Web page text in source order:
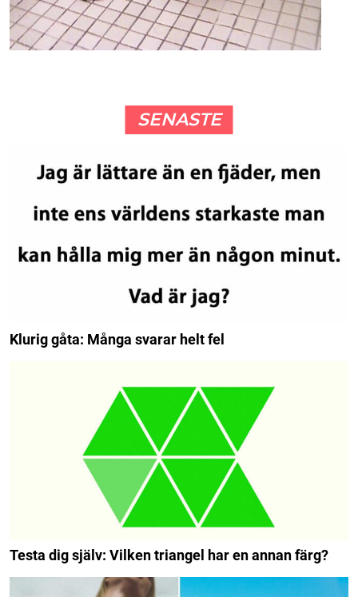
SENASTE
Klurig gåta: Många svarar helt fel
Testa dig själv: Vilken triangel har en annan färg?